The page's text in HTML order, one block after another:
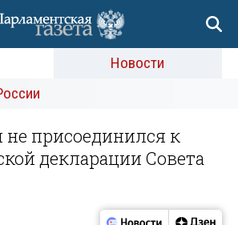
Новости
присоединился к
декларации Совета